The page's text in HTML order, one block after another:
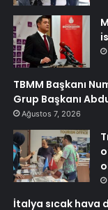
TBMM Başkanı
Grup Başkanı
Ağustos 7, 2026
İtalya sıcak hava